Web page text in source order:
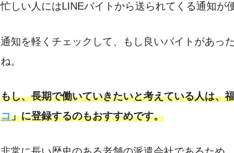
忙しい人にはLINEバイトから送られてくる通知が
通知を軽くチェックして、もし良いバイトがあっ
ね。
もし、長期で働いていきたいと考えている人は、
コ」に登録するのもおすすめです。